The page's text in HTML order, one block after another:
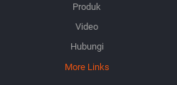
Produk
Video
Hubungi
More Links